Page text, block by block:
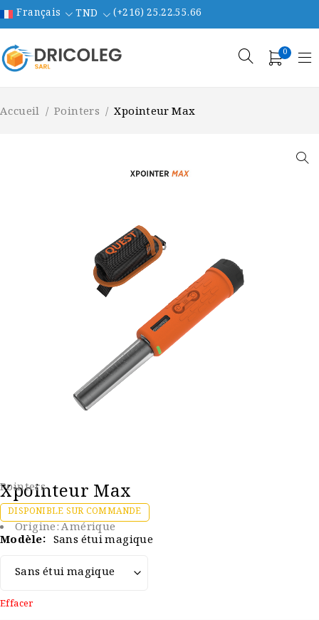
Français TND (+216) 25.22.55.66
0
Accueil / Pointers / Xpointeur Max
Pointers
Xpointeur Max
DISPONIBLE SUR COMMANDE
Origine:Amérique
Modèle Sans étui magique
Effacer